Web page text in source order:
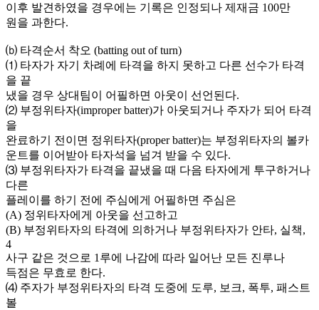
이후 발견하였을 경우에는 기록은 인정되나 제재금 100만
원을 과한다.
⒝ 타격순서 착오 (batting out of turn)
⑴ 타자가 자기 차례에 타격을 하지 못하고 다른 선수가 타격
을 끝
냈을 경우 상대팀이 어필하면 아웃이 선언된다.
⑵ 부정위타자(improper batter)가 아웃되거나 주자가 되어 타격
을
완료하기 전이면 정위타자(proper batter)는 부정위타자의 볼카
운트를 이어받아 타자석을 넘겨 받을 수 있다.
⑶ 부정위타자가 타격을 끝냈을 때 다음 타자에게 투구하거나
다른
플레이를 하기 전에 주심에게 어필하면 주심은
(A) 정위타자에게 아웃을 선고하고
(B) 부정위타자의 타격에 의하거나 부정위타자가 안타, 실책,
4
사구 같은 것으로 1루에 나감에 따라 일어난 모든 진루나
득점은 무효로 한다.
⑷ 주자가 부정위타자의 타격 도중에 도루, 보크, 폭투, 패스트
볼